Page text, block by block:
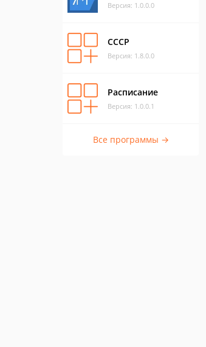
Версия: 1.0.0.0
СССР
Версия: 1.8.0.0
Расписание
Версия: 1.0.0.1
Все программы →